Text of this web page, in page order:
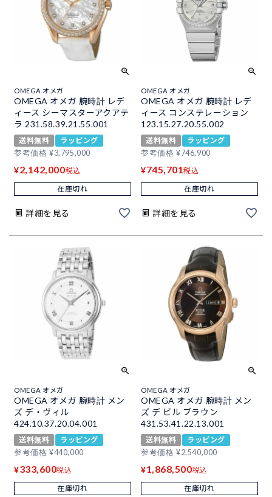
OMEGA オメガ
OMEGA オメガ 腕時計 レデ
ィース シーマスターアクアテ
ラ 231.58.39.21.55.001
送料無料
ラッピング
参考価格 ¥3,795,000
¥2,142,000税込
在庫切れ
詳細を見る
OMEGA オメガ
OMEGA オメガ 腕時計 レデ
ィース コンステレーション
123.15.27.20.55.002
送料無料
ラッピング
参考価格 ¥746,900
¥745,701税込
在庫切れ
詳細を見る
OMEGA オメガ
OMEGA オメガ 腕時計 メン
ズ デ・ヴィル
424.10.37.20.04.001
送料無料
ラッピング
参考価格 ¥440,000
¥333,600税込
在庫切れ
OMEGA オメガ
OMEGA オメガ 腕時計 メン
ズ デ ビル ブラウン
431.53.41.22.13.001
送料無料
ラッピング
参考価格 ¥2,540,000
¥1,868,500税込
在庫切れ